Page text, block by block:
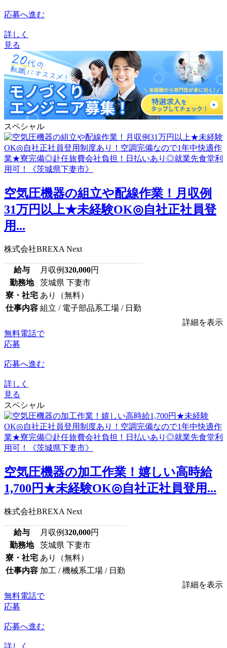
応募へ進む
詳しく
見る
スペシャル
空気圧機器の組立や配線作業！月収例
31万円以上★未経験OK◎自社正社員登
用...
株式会社BREXA Next
給与 月収例320,000円
勤務地
茨城県 下妻市
寮・社宅 あり（無料）
仕事内容 組立 / 電子部品系工場 / 日勤
詳細を表示
無料電話で
応募
応募へ進む
詳しく
見る
スペシャル
空気圧機器の加工作業！嬉しい高時給
1,700円★未経験OK◎自社正社員登用...
株式会社BREXA Next
給与 月収例320,000円
勤務地
茨城県 下妻市
寮・社宅 あり（無料）
仕事内容 加工 / 機械系工場 / 日勤
詳細を表示
無料電話で
応募
応募へ進む
詳しく